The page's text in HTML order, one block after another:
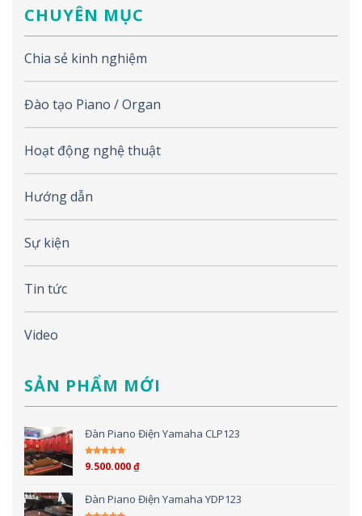
CHUYÊN MỤC
Chia sẻ kinh nghiệm
Đào tạo Piano / Organ
Hoạt động nghệ thuật
Hướng dẫn
Sự kiện
Tin tức
Video
SẢN PHẨM MỚI
Đàn Piano Điện Yamaha CLP123
Được xếp hạng
9.500.000₫
Đàn Piano Điện Yamaha YDP123